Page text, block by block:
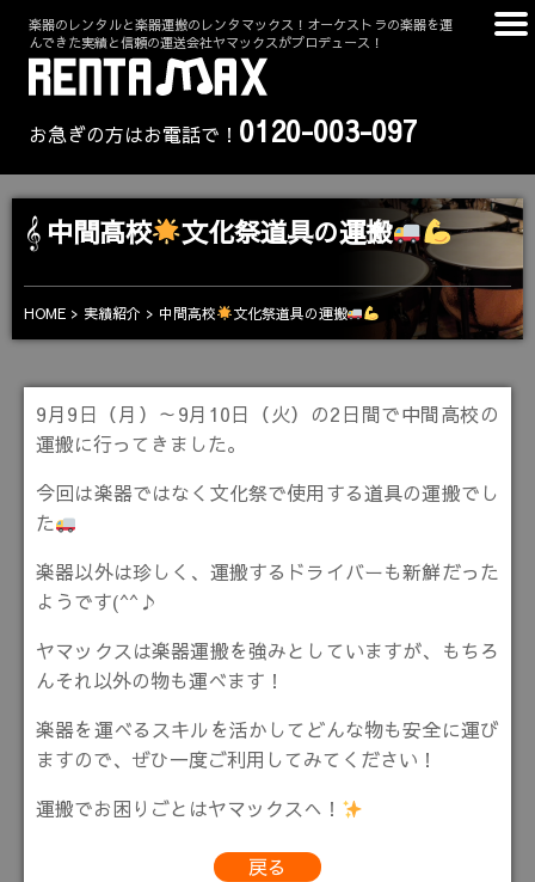
楽器のレンタルと楽器運搬のレンタマックス！オーケストラの楽器を運
んできた実績と信頼の運送会社ヤマックスがプロデュース！
お急ぎの方はお電話で！ 0120-003-097
中間高校 文化祭道具の運搬
HOME 実績紹介 中間高校 文化祭道具の運搬
9月9日（月）～9月10日（火）の2日間で中間高校の
運搬に行ってきました。
今回は楽器ではなく文化祭で使用する道具の運搬でし
た
楽器以外は珍しく、運搬するドライバーも新鮮だった
ようです(^^♪
ヤマックスは楽器運搬を強みとしていますが、もちろ
んそれ以外の物も運べます！
楽器を運べるスキルを活かしてどんな物も安全に運び
ますので、ぜひ一度ご利用してみてください！
運搬でお困りごとはヤマックスへ！
戻る